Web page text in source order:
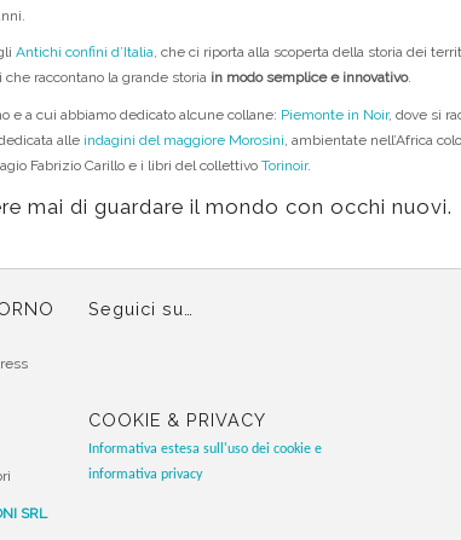
Antichi confini d’Italia, che ci riporta alla scoperta della storia dei
che raccontano la grande storia in modo semplice e innovativo.
e a cui abbiamo dedicato alcune collane: Piemonte in Noir, dove si
alle indagini del maggiore Morosini, ambientate nell’Africa
Fabrizio Carillo e i libri del collettivo Torinoir.
mai di guardare il mondo con occhi nuovi.
SRL
Seguici su…
COOKIE & PRIVACY
Informativa estesa sull'uso dei cookie e
informativa privacy